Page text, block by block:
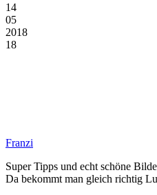
14
05
2018
18
Franzi
Super Tipps und echt schöne
Da bekommt man gleich richtig